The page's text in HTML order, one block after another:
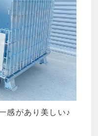
感があり美しい♪